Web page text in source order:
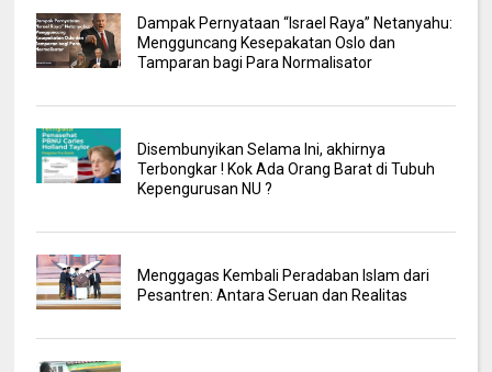
Dampak Pernyataan “Israel Raya” Netanyahu:
Mengguncang Kesepakatan Oslo dan
Tamparan bagi Para Normalisator
Disembunyikan Selama Ini, akhirnya
Terbongkar ! Kok Ada Orang Barat di Tubuh
Kepengurusan NU ?
Menggagas Kembali Peradaban Islam dari
Pesantren: Antara Seruan dan Realitas